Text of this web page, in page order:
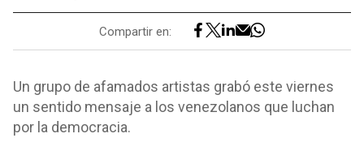
Compartir en:
Un grupo de afamados artistas grabó este viernes
un sentido mensaje a los venezolanos que luchan
por la democracia.